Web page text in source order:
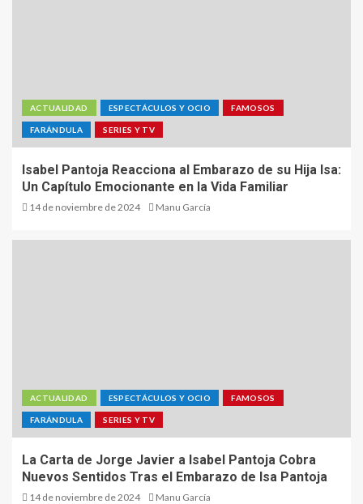
ACTUALIDAD ESPECTÁCULOS Y OCIO FAMOSOS
FARÁNDULA SERIES Y TV
Isabel Pantoja Reacciona al Embarazo de su Hija Isa:
Un Capítulo Emocionante en la Vida Familiar
14 de noviembre de 2024 Manu García
ACTUALIDAD ESPECTÁCULOS Y OCIO FAMOSOS
FARÁNDULA SERIES Y TV
La Carta de Jorge Javier a Isabel Pantoja Cobra
Nuevos Sentidos Tras el Embarazo de Isa Pantoja
14 de noviembre de 2024 Manu García